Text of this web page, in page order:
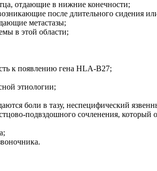
отдающие в нижние конечности;
после длительного сидения
метастазы;
в этой области;
к появлению гена HLA-B27;
этиологии;
боли в тазу, неспецифический
подвздошного сочленения, который